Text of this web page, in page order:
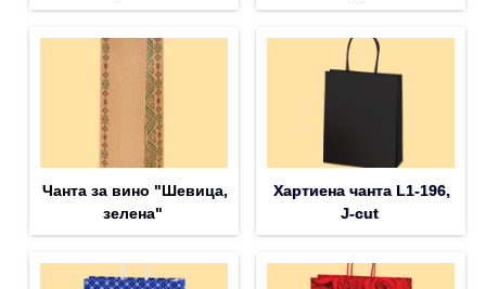
Чанта за вино "Шевица,
зелена"
Хартиена чанта L1-196,
J-cut